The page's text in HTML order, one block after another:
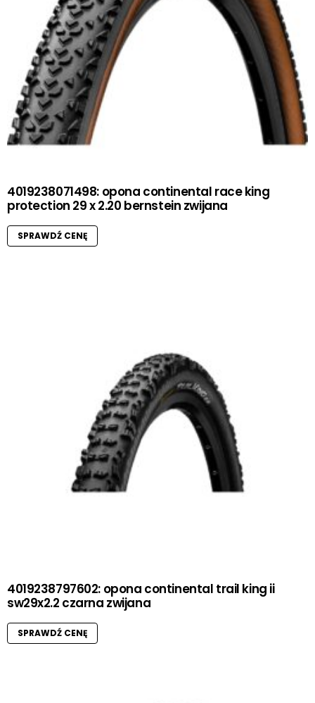
4019238071498: opona continental race king
protection 29 x 2.20 bernstein zwijana
SPRAWDŹ CENĘ
4019238797602: opona continental trail king ii
sw29x2.2 czarna zwijana
SPRAWDŹ CENĘ